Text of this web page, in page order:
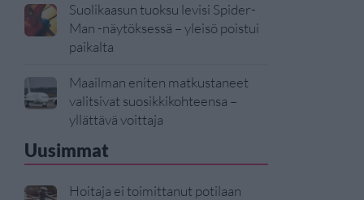
Suolikaasun tuoksu levisi Spider-
Man -näytöksessä – yleisö poistui
paikalta
Maailman eniten matkustaneet
valitsivat suosikkikohteensa –
yllättävä voittaja
Uusimmat
Hoitaja ei toimittanut potilaan